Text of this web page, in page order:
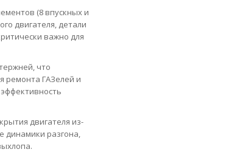
(8 впускных и
двигателя, детали
важно для
что
ремонта ГАЗелей и
двигателя из-
динамики разгона,